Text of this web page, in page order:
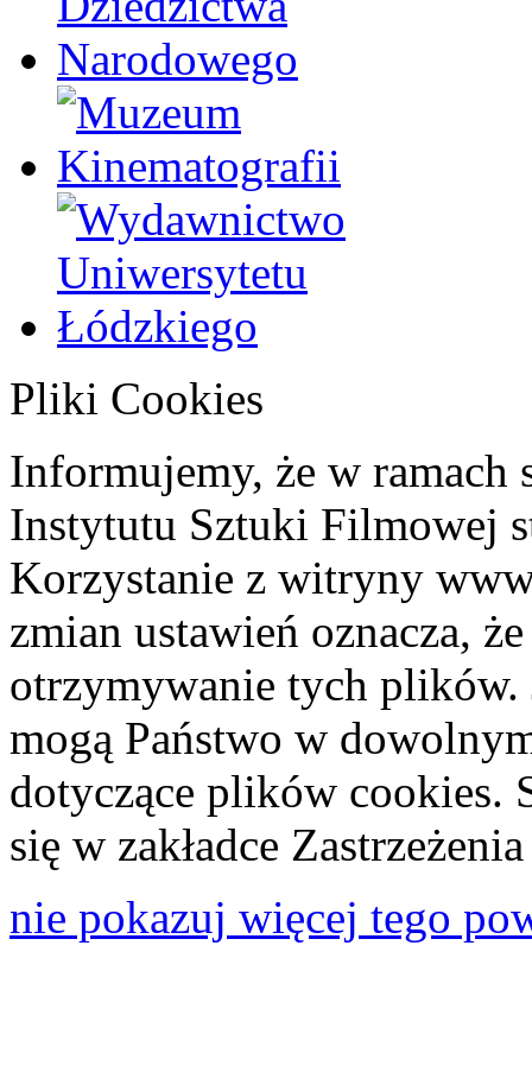
Pliki Cookies
Informujemy, że w ramach
Instytutu Sztuki Filmowej
Korzystanie z witryny
zmian ustawień oznacza,
otrzymywanie tych plików.
mogą Państwo w
dotyczące plików cookies.
się w zakładce
nie pokazuj więcej tego